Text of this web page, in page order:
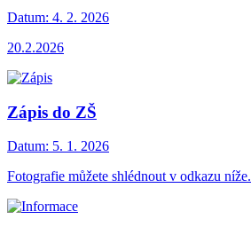
Datum: 4. 2. 2026
20.2.2026
Zápis do ZŠ
Datum: 5. 1. 2026
Fotografie můžete shlédnout v odkazu níže.